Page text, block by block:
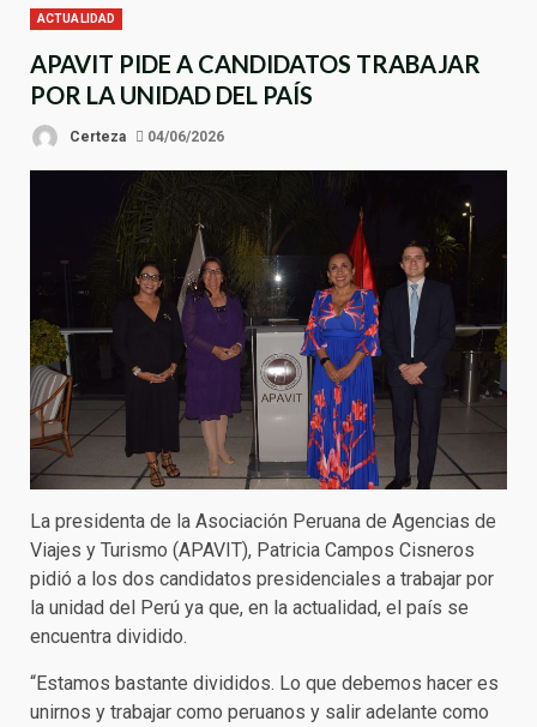
ACTUALIDAD
APAVIT PIDE A CANDIDATOS TRABAJAR
POR LA UNIDAD DEL PAÍS
Certeza 04/06/2026
La presidenta de la Asociación Peruana de Agencias de
Viajes y Turismo (APAVIT), Patricia Campos Cisneros
pidió a los dos candidatos presidenciales a trabajar por
la unidad del Perú ya que, en la actualidad, el país se
encuentra dividido.
“Estamos bastante divididos. Lo que debemos hacer es
unirnos y trabajar como peruanos y salir adelante como